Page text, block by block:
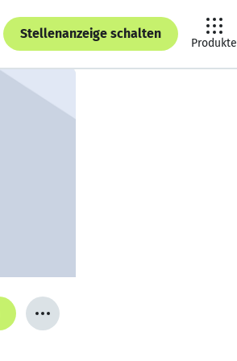
Stellenanzeige schalten
Produkte